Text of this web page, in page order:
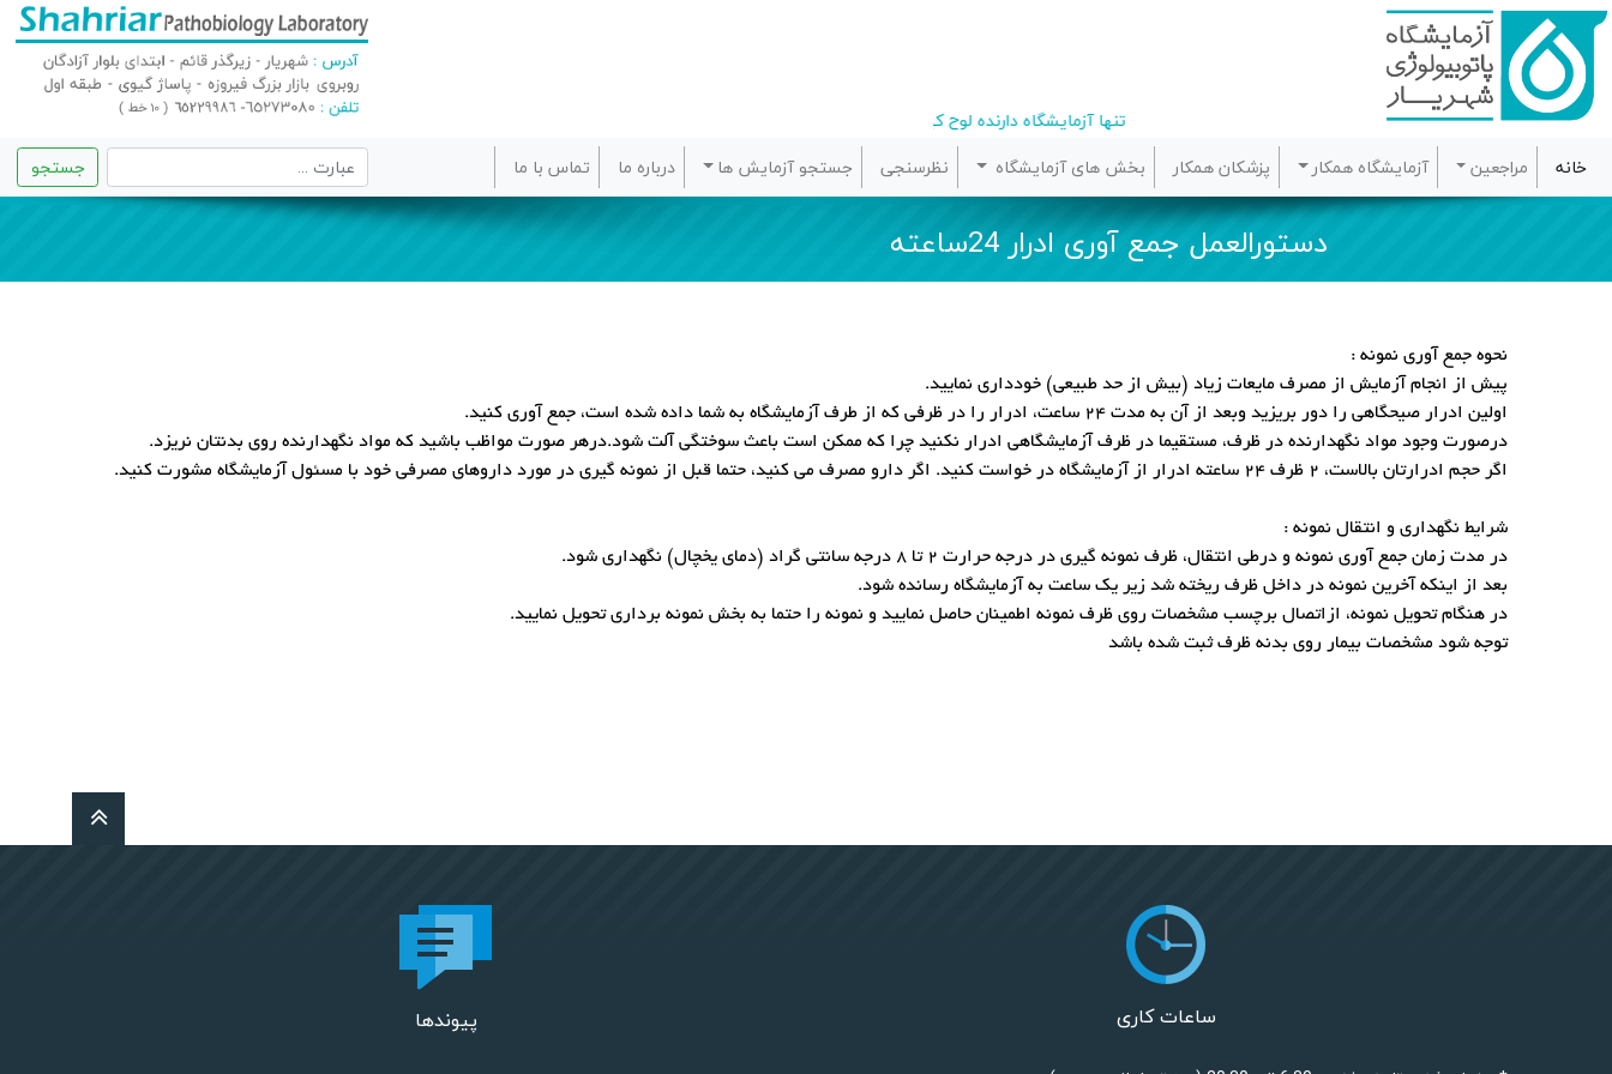
تنها آزمایشگاه دارنده لوح کیفیت از مرجع سلامت وزارت بهداشت
خانه
مراجعین آزمایشگاه همکار پزشکان همکار بخش های آزمایشگاه نظرسنجی جستجو آزمایش ها درباره ما تماس با ما جستجو
دستورالعمل جمع آوری ادرار 24ساعته
نحوه جمع آوری نمونه :
پیش از انجام آزمایش از مصرف مایعات زیاد (بیش از حد طبیعی) خودداری نمایید.
اولین ادرار صیحگاهی را دور بریزید وبعد از آن به مدت 24 ساعت، ادرار را در ظرفی که از طرف آزمایشگاه به شما داده شده است، جمع آوری کنید.
درصورت وجود مواد نگهدارنده در ظرف، مستقیما در ظرف آزمایشگاهی ادرار نکنید چرا که ممکن است باعث سوختگی آلت شود.درهر صورت مواظب باشید که مواد نگهدارنده روی بدنتان نریزد.
اگر حجم ادرارتان بالاست، 2 ظرف 24 ساعته ادرار از آزمایشگاه در خواست کنید. اگر دارو مصرف می کنید، حتما قبل از نمونه گیری در مورد داروهای مصرفی خود با مسئول آزمایشگاه مشورت کنید.
شرایط نگهداری و انتقال نمونه :
در مدت زمان جمع آوری نمونه و درطی انتقال، ظرف نمونه گیری در درجه حرارت 2 تا 8 درجه سانتی گراد (دمای یخچال) نگهداری شود.
بعد از اینکه آخرین نمونه در داخل ظرف ریخته شد زیر یک ساعت به آزمایشگاه رسانده شود.
در هنگام تحویل نمونه، ازاتصال برچسب مشخصات روی ظرف نمونه اطمینان حاصل نمایید و نمونه را حتما به بخش نمونه برداری تحویل نمایید.
توجه شود مشخصات بیمار روی بدنه ظرف ثبت شده باشد
پیوندها ساعات کاری